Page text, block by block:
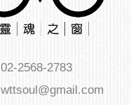
02-2568-2783
wttsoul@gmail.com